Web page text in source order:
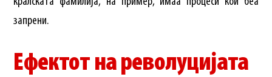
запрени.
Ефектот на револуцијата